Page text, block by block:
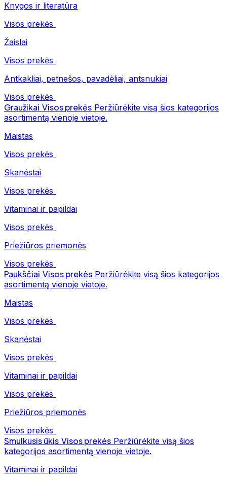
Knygos ir literatūra
Visos prekės
Žaislai
Visos prekės
Antkakliai, petnešos, pavadėliai, antsnukiai
Visos prekės
Graužikai Visos prekės Peržiūrėkite visą šios kategorijos
asortimentą vienoje vietoje.
Maistas
Visos prekės
Skanėstai
Visos prekės
Vitaminai ir papildai
Visos prekės
Priežiūros priemonės
Visos prekės
Paukščiai Visos prekės Peržiūrėkite visą šios kategorijos
asortimentą vienoje vietoje.
Maistas
Visos prekės
Skanėstai
Visos prekės
Vitaminai ir papildai
Visos prekės
Priežiūros priemonės
Visos prekės
Smulkusis ūkis Visos prekės Peržiūrėkite visą šios
kategorijos asortimentą vienoje vietoje.
Vitaminai ir papildai